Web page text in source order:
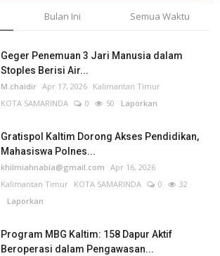
Bulan Ini Semua Waktu
Geger Penemuan 3 Jari Manusia dalam
Stoples Berisi Air...
M.chaidir Apr 17, 2026 Kalimantan Timur
KOTA SAMARINDA
0 50 Laporkan
Gratispol Kaltim Dorong Akses Pendidikan,
Mahasiswa Polnes...
khilmiahnabia@gmail.com Apr 16, 2026
Kalimantan Timur KOTA SAMARINDA 0
32
Laporkan
Program MBG Kaltim: 158 Dapur Aktif
Beroperasi dalam Pengawasan...